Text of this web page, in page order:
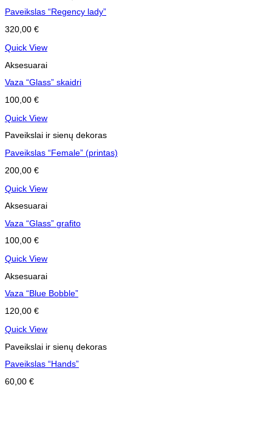
Paveikslas “Regency lady”
320,00 €
Quick View
Aksesuarai
Vaza “Glass” skaidri
100,00 €
Quick View
Paveikslai ir sienų dekoras
Paveikslas “Female” (printas)
200,00 €
Quick View
Aksesuarai
Vaza “Glass” grafito
100,00 €
Quick View
Aksesuarai
Vaza “Blue Bobble”
120,00 €
Quick View
Paveikslai ir sienų dekoras
Paveikslas “Hands”
60,00 €